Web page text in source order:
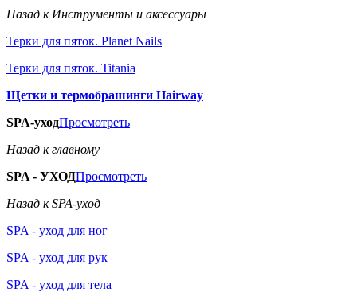
Назад к Инструменты и аксессуары
Терки для пяток. Planet Nails
Терки для пяток. Titania
Щетки и термобрашинги Hairway
SPA-уходПросмотреть
Назад к главному
SPA - УХОДПросмотреть
Назад к SPA-уход
SPA - уход для ног
SPA - уход для рук
SPA - уход для тела